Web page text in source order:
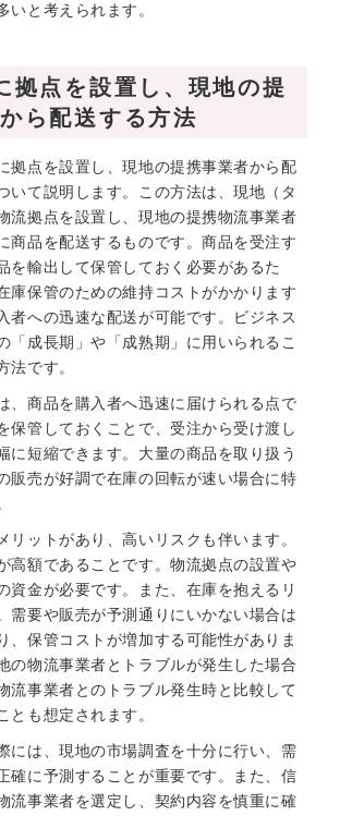
いと考えられます。
拠点を設置し、現地の提
ら配送する方法
拠点を設置し、現地の提携事業者から配
いて説明します。この方法は、現地（タ
流拠点を設置し、現地の提携物流事業者
商品を配送するものです。商品を受注す
を輸出して保管しておく必要があるた
庫保管のための維持コストがかかります
者への迅速な配送が可能です。ビジネス
「成長期」や「成熟期」に用いられるこ
法です。
、商品を購入者へ迅速に届けられる点で
保管しておくことで、受注から受け渡し
に短縮できます。大量の商品を取り扱う
販売が好調で在庫の回転が速い場合に特
リットがあり、高いリスクも伴います。
高額であることです。物流拠点の設置や
資金が必要です。また、在庫を抱えるリ
需要や販売が予測通りにいかない場合は
、保管コストが増加する可能性がありま
の物流事業者とトラブルが発生した場合
流事業者とのトラブル発生時と比較して
とも想定されます。
には、現地の市場調査を十分に行い、需
確に予測することが重要です。また、信
流事業者を選定し、契約内容を慎重に確